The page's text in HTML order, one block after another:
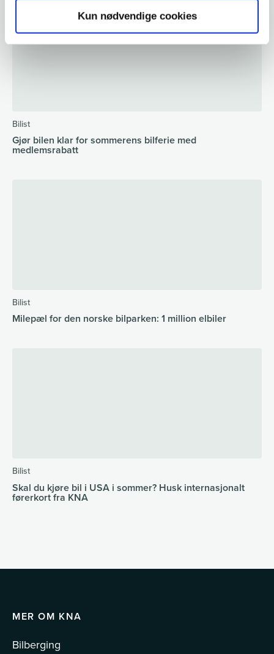
Kun nødvendige cookies
Bilist
Gjør bilen klar for sommerens bilferie med
medlemsrabatt
Bilist
Milepæl for den norske bilparken: 1 million elbiler
Bilist
Skal du kjøre bil i USA i sommer? Husk internasjonalt
førerkort fra KNA
MER OM KNA
Bilberging